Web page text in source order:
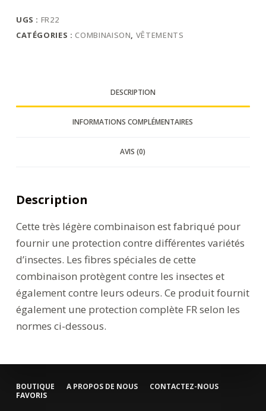
UGS : FR22
CATÉGORIES :COMBINAISON, VÊTEMENTS
DESCRIPTION
INFORMATIONS COMPLÉMENTAIRES
AVIS (0)
Description
Cette très légère combinaison est fabriqué pour
fournir une protection contre différentes variétés
d’insectes. Les fibres spéciales de cette
combinaison protègent contre les insectes et
également contre leurs odeurs. Ce produit fournit
également une protection complète FR selon les
normes ci-dessous.
BOUTIQUE A PROPOS DE NOUS
CONTACTEZ-NOUS
FAVORIS